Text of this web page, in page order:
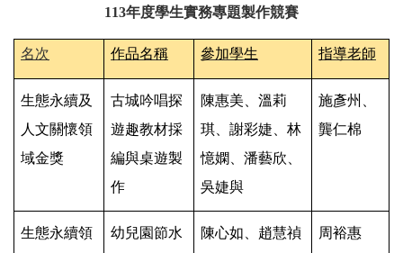
113年度學生實務專題製作競賽
名次 作品名稱 參加學生 指導老師
生態永續及
人文關懷領
域金獎
古城吟唱探
遊趣教材採
編與桌遊製
作
陳惠美、溫莉
琪、謝彩婕、林
憶嫻、潘藝欣、
吳婕與
施彥州、
龔仁棉
生態永續領
幼兒園節水
陳心如、趙慧禎 周裕惠